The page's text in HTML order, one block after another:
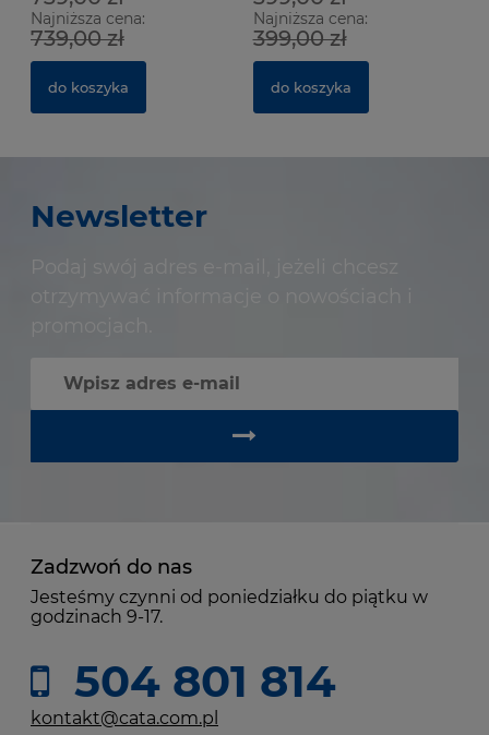
Najniższa cena:
739,00 zł
do koszyka
Najniższa cena:
399,00 zł
do koszyka
Newsletter
Podaj swój adres e-mail, jeżeli chcesz
otrzymywać informacje o nowościach i
Zadzwoń do nas
Jesteśmy czynni od poniedziałku do piątku w
godzinach 9-17.
504 801 814
kontakt@cata.com.pl